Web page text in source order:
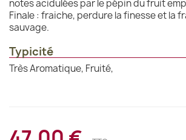
notes acidulées par le pépin du fruit
Finale : fraiche, perdure la finesse et la
sauvage.
Typicité
Très Aromatique, Fruité,